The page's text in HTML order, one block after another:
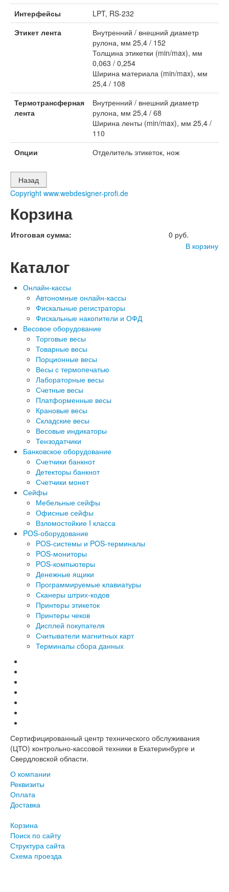
Интерфейсы
LPT, RS-232
Этикет лента
Внутренний / внешний диаметр
рулона, мм 25,4 / 152
Толщина этикетки (min/max), мм
0,063 / 0,254
Ширина материала (min/max), мм
25,4 / 108
Термотрансферная
лента
Внутренний / внешний диаметр
рулона, мм 25,4 / 68
Ширина ленты (min/max), мм 25,4 /
110
Опции
Отделитель этикеток, нож
Copyright www.webdesigner-profi.de
Корзина
Итоговая сумма:
0 руб.
В корзину
Каталог
Онлайн-кассы
Автономные онлайн-кассы
Фискальные регистраторы
Фискальные накопители и ОФД
Весовое оборудование
Торговые весы
Товарные весы
Порционные весы
Весы с термопечатью
Лабораторные весы
Счетные весы
Платформенные весы
Крановые весы
Складские весы
Весовые индикаторы
Тензодатчики
Банковское оборудование
Счетчики банкнот
Детекторы банкнот
Счетчики монет
Сейфы
Мебельные сейфы
Офисные сейфы
Взломостойкие I класса
POS-оборудование
POS-системы и POS-терминалы
POS-мониторы
POS-компьютеры
Денежные ящики
Программируемые клавиатуры
Сканеры штрих-кодов
Принтеры этикеток
Принтеры чеков
Дисплей покупателя
Считыватели магнитных карт
Терминалы сбора данных
Сертифицированный центр технического обслуживания
(ЦТО) контрольно-кассовой техники в Екатеринбурге и
Свердловской области.
О компании
Реквизиты
Оплата
Доставка
Корзина
Поиск по сайту
Структура сайта
Схема проезда